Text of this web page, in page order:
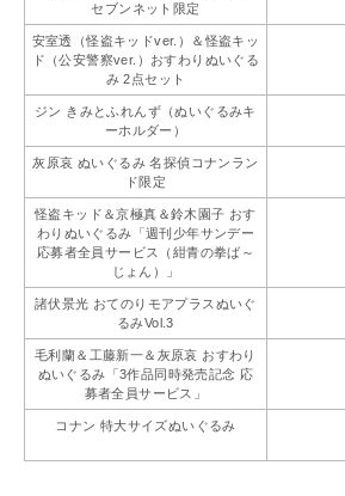
セブンネット限定
安室透（怪盗キッドver.）＆怪盗キッ
ド（公安警察ver.）おすわりぬいぐる
み 2点セット
ジン きみとふれんず（ぬいぐるみキ
ーホルダー）
灰原哀 ぬいぐるみ 名探偵コナンラン
ド限定
怪盗キッド＆京極真＆鈴木園子 おす
わりぬいぐるみ「週刊少年サンデー
応募者全員サービス（紺青の拳ば～
じょん）」
諸伏景光 おてのりモアプラスぬいぐ
るみVol.3
毛利蘭＆工藤新一＆灰原哀 おすわり
ぬいぐるみ「3作品同時発売記念 応
募者全員サービス」
コナン 特大サイズぬいぐるみ